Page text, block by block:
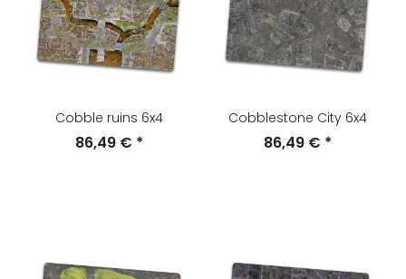
Cobble ruins 6x4
86,49 € *
Cobblestone City 6x4
86,49 € *